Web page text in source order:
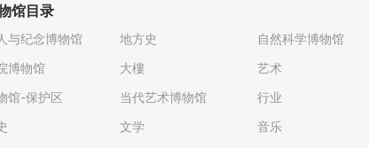
馆目录
与纪念博物馆
博物馆
馆-保护区
地方史
大樓
当代艺术博物馆
文学
自然科学博物馆
艺术
行业
音乐